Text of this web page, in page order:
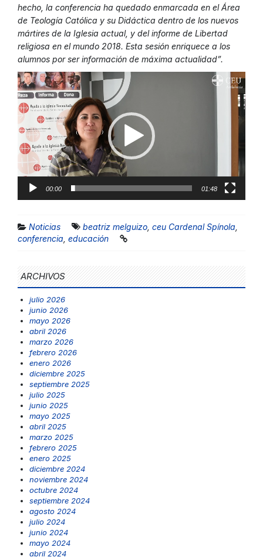
hecho, la conferencia ha quedado enmarcada en el Área
de Teología Católica y su Didáctica dentro de los nuevos
mártires de la Iglesia actual, y del informe de Libertad
religiosa en el mundo 2018. Esta sesión enriquece a los
alumnos por ser información de máxima actualidad”.
Reproductor
de
vídeo
00:00 01:48
Noticias beatriz melguizo ceu Cardenal Spínola
conferencia educación
ARCHIVOS
julio 2026
junio 2026
mayo 2026
abril 2026
marzo 2026
febrero 2026
enero 2026
diciembre 2025
septiembre 2025
julio 2025
junio 2025
mayo 2025
abril 2025
marzo 2025
febrero 2025
enero 2025
diciembre 2024
noviembre 2024
octubre 2024
septiembre 2024
agosto 2024
julio 2024
junio 2024
mayo 2024
abril 2024